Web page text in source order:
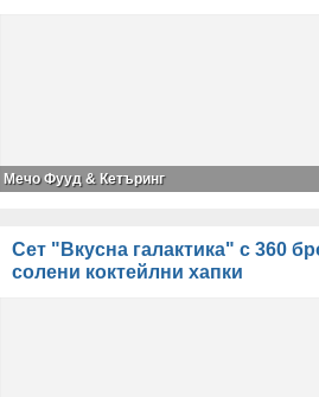
Мечо Фууд & Кетъринг
Сет "Вкусна галактика" с 360
солени коктейлни хапки